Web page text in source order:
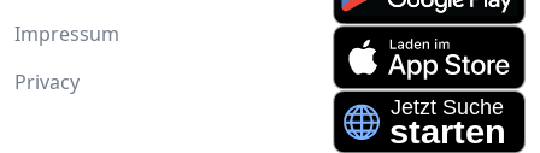
Impressum
Privacy